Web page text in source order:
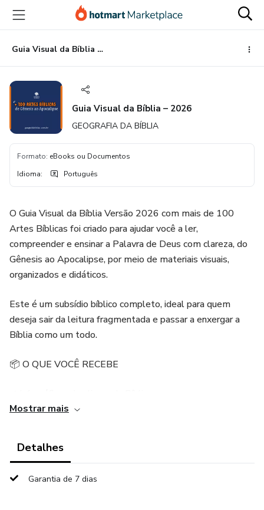
para
conteúdo
principal
para
pagamento
para
rodapé
Guia Visual da Bíblia – 2026
Guia Visual da Bíblia – 2026
GEOGRAFIA DA BÍBLIA
Formato: eBooks ou Documentos
Idioma: Português
O Guia Visual da Bíblia Versão 2026 com mais de 100
Artes Bíblicas foi criado para ajudar você a ler,
compreender e ensinar a Palavra de Deus com clareza, do
Gênesis ao Apocalipse, por meio de materiais visuais,
organizados e didáticos.
Este é um subsídio bíblico completo, ideal para quem
deseja sair da leitura fragmentada e passar a enxergar a
Bíblia como um todo.
📦 O QUE VOCÊ RECEBE
Mostrar mais
Detalhes
Garantia de 7 dias